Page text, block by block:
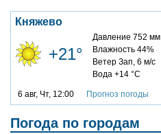
Княжево
+21°
Давление 752 мм
Влажность 44%
Ветер Зап, 6 м/с
Вода +14 °C
6 авг, Чт, 12:00 Прогноз погоды
Погода по городам